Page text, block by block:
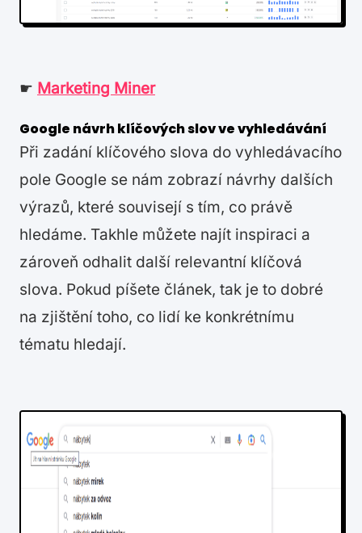
☛ Marketing Miner
Google návrh klíčových slov ve vyhledávání
Při zadání klíčového slova do vyhledávacího
pole Google se nám zobrazí návrhy dalších
výrazů, které souvisejí s tím, co právě
hledáme. Takhle můžete najít inspiraci a
zároveň odhalit další relevantní klíčová
slova. Pokud píšete článek, tak je to dobré
na zjištění toho, co lidí ke konkrétnímu
tématu hledají.